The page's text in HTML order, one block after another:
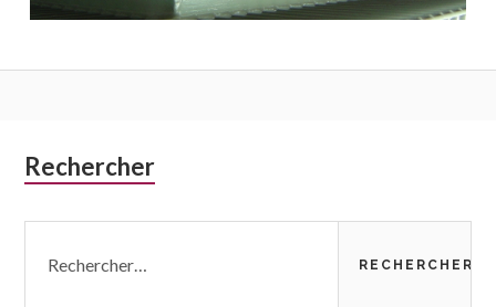
Colonne
subsidiaire
Rechercher